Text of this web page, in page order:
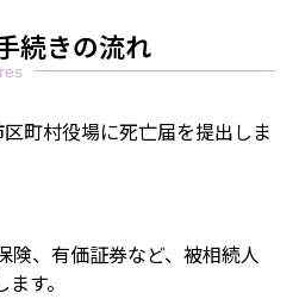
続きの流れ
町村役場に死亡届を提出しま
険、有価証券など、被相続人
す。